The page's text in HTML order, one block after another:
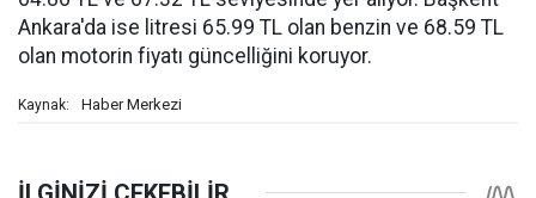
Ankara'da ise litresi 65.99 TL olan benzin ve 68.59 TL
olan motorin fiyatı güncelliğini koruyor.
Kaynak: Haber Merkezi